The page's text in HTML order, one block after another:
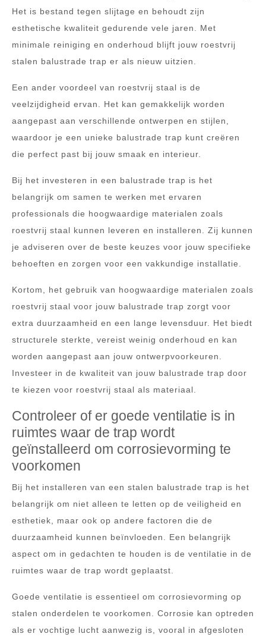
Het is bestand tegen slijtage en behoudt zijn
esthetische kwaliteit gedurende vele jaren. Met
minimale reiniging en onderhoud blijft jouw roestvrij
stalen balustrade trap er als nieuw uitzien.
Een ander voordeel van roestvrij staal is de
veelzijdigheid ervan. Het kan gemakkelijk worden
aangepast aan verschillende ontwerpen en stijlen,
waardoor je een unieke balustrade trap kunt creëren
die perfect past bij jouw smaak en interieur.
Bij het investeren in een balustrade trap is het
belangrijk om samen te werken met ervaren
professionals die hoogwaardige materialen zoals
roestvrij staal kunnen leveren en installeren. Zij kunnen
je adviseren over de beste keuzes voor jouw specifieke
behoeften en zorgen voor een vakkundige installatie.
Kortom, het gebruik van hoogwaardige materialen zoals
roestvrij staal voor jouw balustrade trap zorgt voor
extra duurzaamheid en een lange levensduur. Het biedt
structurele sterkte, vereist weinig onderhoud en kan
worden aangepast aan jouw ontwerpvoorkeuren.
Investeer in de kwaliteit van jouw balustrade trap door
te kiezen voor roestvrij staal als materiaal.
Controleer of er goede ventilatie is in
ruimtes waar de trap wordt
geïnstalleerd om corrosievorming te
voorkomen
Bij het installeren van een stalen balustrade trap is het
belangrijk om niet alleen te letten op de veiligheid en
esthetiek, maar ook op andere factoren die de
duurzaamheid kunnen beïnvloeden. Een belangrijk
aspect om in gedachten te houden is de ventilatie in de
ruimtes waar de trap wordt geplaatst.
Goede ventilatie is essentieel om corrosievorming op
stalen onderdelen te voorkomen. Corrosie kan optreden
als er vochtige lucht aanwezig is, vooral in afgesloten